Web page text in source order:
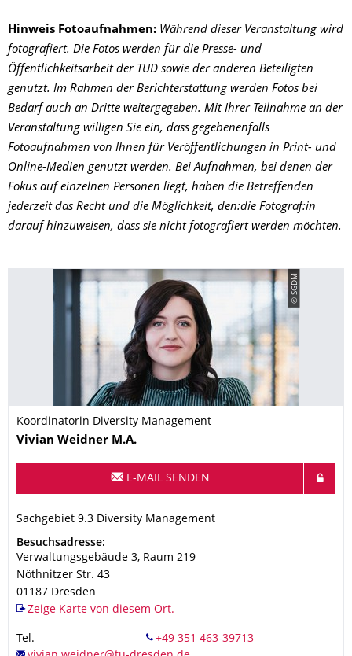
Hinweis Fotoaufnahmen: Während dieser Veranstaltung wird
fotografiert. Die Fotos werden für die Presse- und
Öffentlichkeitsarbeit der TUD sowie der anderen Beteiligten
genutzt. Im Rahmen der Berichterstattung werden Fotos bei
Bedarf auch an Dritte weitergegeben. Mit Ihrer Teilnahme an der
Veranstaltung willigen Sie ein, dass gegebenenfalls
Fotoaufnahmen von Ihnen für Veröffentlichungen in Print- und
Online-Medien genutzt werden. Bei Aufnahmen, bei denen der
Fokus auf einzelnen Personen liegt, haben die Betreffenden
jederzeit das Recht und die Möglichkeit, den:die Fotograf:in
darauf hinzuweisen, dass sie nicht fotografiert werden möchten.
© SGDM
Koordinatorin Diversity Management
Name
Vivian Weidner M.A.
E-MAIL SENDEN
Organisationsname
Sachgebiet 9.3 Diversity Management
Sachgebiet 9.3 Diversity Management
Adresse
Besuchsadresse:
Verwaltungsgebäude 3, Raum 219
Nöthnitzer Str. 43
01187 Dresden
Zeige Karte von diesem Ort.
Tel.